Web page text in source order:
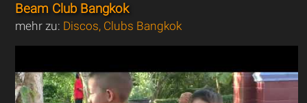
Beam Club Bangkok
mehr zu: Discos, Clubs Bangkok